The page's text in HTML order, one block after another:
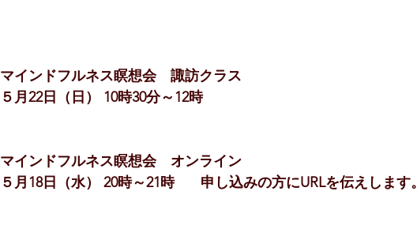
マインドフルネス瞑想会　諏訪クラス
５月22日（日） 10時30分～12時
マインドフルネス瞑想会　オンライン
５月18日（水） 20時～21時  　 申し込みの方にURLを伝えします。